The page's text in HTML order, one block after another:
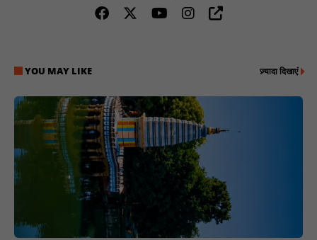
YOU MAY LIKE ज़्यादा दिखाएं